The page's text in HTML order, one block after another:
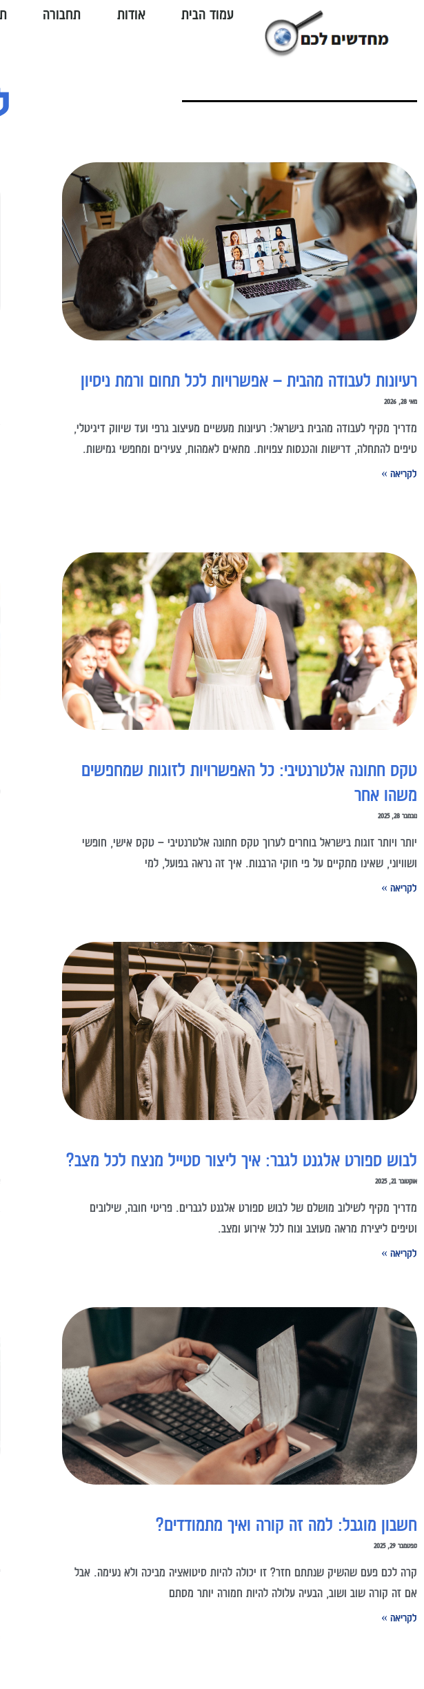
עמוד הבית אודות תחבורה
רעיונות לעבודה מהבית – אפשרויות לכל תחום ורמת ניסיון
מאי 28, 2026
מדריך מקיף לעבודה מהבית בישראל: רעיונות מעשיים מעיצוב גרפי ועד שיווק דיגיטלי,
טיפים להתחלה, דרישות והכנסות צפויות. מתאים לאמהות, צעירים ומחפשי גמישות.
לקריאה »
טקס חתונה אלטרנטיבי: כל האפשרויות לזוגות שמחפשים
משהו אחר
נובמבר 28, 2025
יותר ויותר זוגות בישראל בוחרים לערוך טקס חתונה אלטרנטיבי – טקס אישי, חופשי
ושוויוני, שאינו מתקיים על פי חוקי הרבנות. איך זה נראה בפועל, למי
לקריאה »
לבוש ספורט אלגנט לגבר: איך ליצור סטייל מנצח לכל מצב?
אוקטובר 21, 2025
מדריך מקיף לשילוב מושלם של לבוש ספורט אלגנט לגברים. פריטי חובה, שילובים
וטיפים ליצירת מראה מעוצב ונוח לכל אירוע ומצב.
לקריאה »
חשבון מוגבל: למה זה קורה ואיך מתמודדים?
ספטמבר 29, 2025
קרה לכם פעם שהשיק שנתתם חזר? זו יכולה להיות סיטואציה מביכה ולא נעימה. אבל
אם זה קורה שוב ושוב, הבעיה עלולה להיות חמורה יותר מסתם
לקריאה »